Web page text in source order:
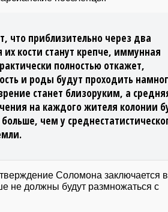
что приблизительно через два
их кости станут крепче, иммунная
полностью откажет,
и роды будут проходить
станет близоруким, а
на каждого жителя колонии
больше, чем у
Соломона заключается
не должны будут размножаться с